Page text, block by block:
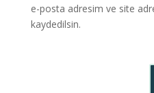
e-posta adresim ve site
kaydedilsin.